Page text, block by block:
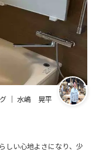
｜ 水嶋 晃平
しい心地よさになり、少